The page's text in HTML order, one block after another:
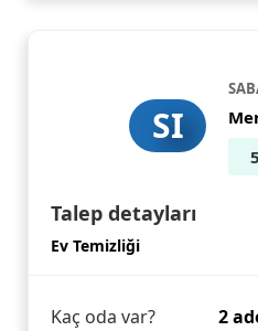
SI
Talep detayları
Ev Temizliği
Kaç oda var?
2